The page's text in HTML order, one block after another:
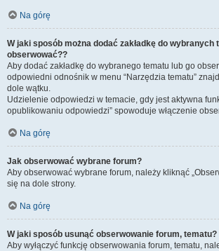
Na górę
W jaki sposób można dodać zakładkę do wybranych
obserwować??
Aby dodać zakładkę do wybranego tematu lub go
odpowiedni odnośnik w menu “Narzędzia tematu”
dole wątku.
Udzielenie odpowiedzi w temacie, gdy jest aktywna
opublikowaniu odpowiedzi” spowoduje włączenie
Na górę
Jak obserwować wybrane forum?
Aby obserwować wybrane forum, należy kliknąć
się na dole strony.
Na górę
W jaki sposób usunąć obserwowanie forum, tematu?
Aby wyłączyć funkcję obserwowania forum, tematu,